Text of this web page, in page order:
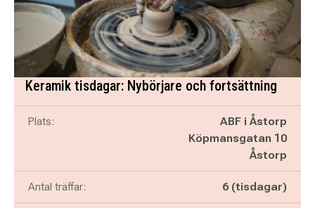
Keramik tisdagar: Nybörjare och fortsättning
Plats:
ABF i Åstorp
Köpmansgatan 10
Åstorp
Antal träffar: 6 (tisdagar)